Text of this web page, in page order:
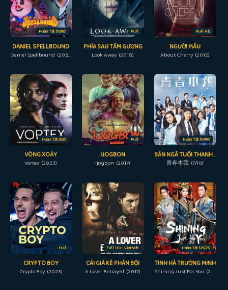
Hoàn Tất (10/10)
DANIEL SPELLBOUND
Daniel Spellbound (2022)
Full
PHÍA SAU TẤM GƯƠNG
Look Away (2018)
Full HD
NGƯỜI MẪU
About Cherry (2012)
Hoàn Tất (6/6)
VÒNG XOÁY
Vortex (2023)
Full
IJOGBON
ijogbon (2017)
Hoàn Tất (10/10)
BẢN NGÃ TUỔI THANH XUÂN
青春本我 (7/10)
Full
CRYPTO BOY
Crypto Boy (2023)
Full HD - Vietsub
CÁI GIÁ KẺ PHẢN BỘI
A Lover Betrayed (2017)
Hoàn Tất (25/25)
TINH HÀ TRƯỜNG MINH
Shining Just For You (2022)